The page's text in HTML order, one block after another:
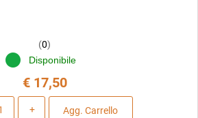
(0)
Disponibile
€ 17,50
Agg. Carrello